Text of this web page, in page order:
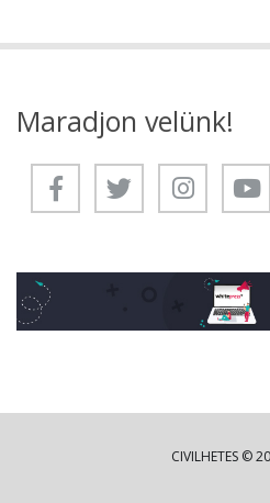
Maradjon velünk!
CIVILHETES ©